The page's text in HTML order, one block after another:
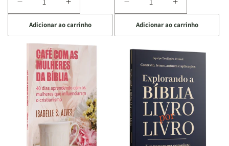
Diminuir
a
quantidade
de
Bíblia
para
Estudo
da
Mulher
NVA
Aumentar
a
quantidade
de
Bíblia
para
o
Estudo
da
Mulher
|
NVA
|
Adicionar ao carrinho
Diminuir
a
quantidade
de
Bíblia
o
Estudo
da
Mulher
NVA
Aumentar
a
quantidade
de
Bíblia
para
o
Estudo
Mulher
|
NVA
|
Adicionar ao carrinho